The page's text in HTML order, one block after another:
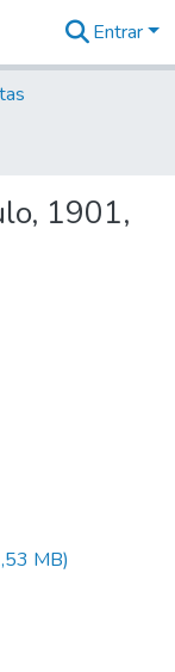
Entrar
1901,
MB)